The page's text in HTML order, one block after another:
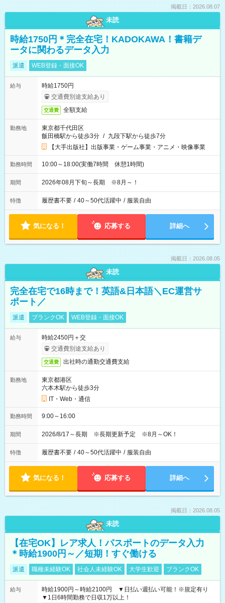
掲載日：2026.08.07
未読
時給1750円＊完全在宅！KADOKAWA！書籍デ
ータに関わるデータ入力
派遣 WEB登録・面接OK
給与
時給1750円
交通費別途支給あり
交通費 全額支給
勤務地
東京都千代田区
飯田橋駅から徒歩3分 / 九段下駅から徒歩7分
【大手出版社】出版事業・ゲーム事業・アニメ・映像事業
勤務時間 10:00～18:00(実働7時間 休憩1時間)
期間 2026年08月下旬～長期 ※8月～！
特徴 履歴書不要 / 40～50代活躍中 / 服装自由
気になる！ 応募する 詳細へ
掲載日：2026.08.05
未読
完全在宅で16時まで！英語&日本語＼EC運営サ
ポート／
派遣 ブランクOK WEB登録・面接OK
給与
時給2450円＋交
交通費別途支給あり
交通費 出社時の通勤交通費支給
勤務地
東京都港区
六本木駅から徒歩3分
IT・Web・通信
勤務時間 9:00～16:00
期間 2026/8/17～長期 ※長期更新予定 ※8月～OK！
特徴 履歴書不要 / 40～50代活躍中 / 服装自由
気になる！ 応募する 詳細へ
掲載日：2026.08.05
未読
【在宅OK】レア求人！パスポートのデータ入力
＊時給1900円～／短期！すぐ働ける
派遣 職種未経験OK 社会人未経験OK 大学生歓迎 ブランクOK
給与
時給1900円～時給2100円 ▼日払い週払い可能！※規定有り
▼1日6時間勤務で日収1万以上！